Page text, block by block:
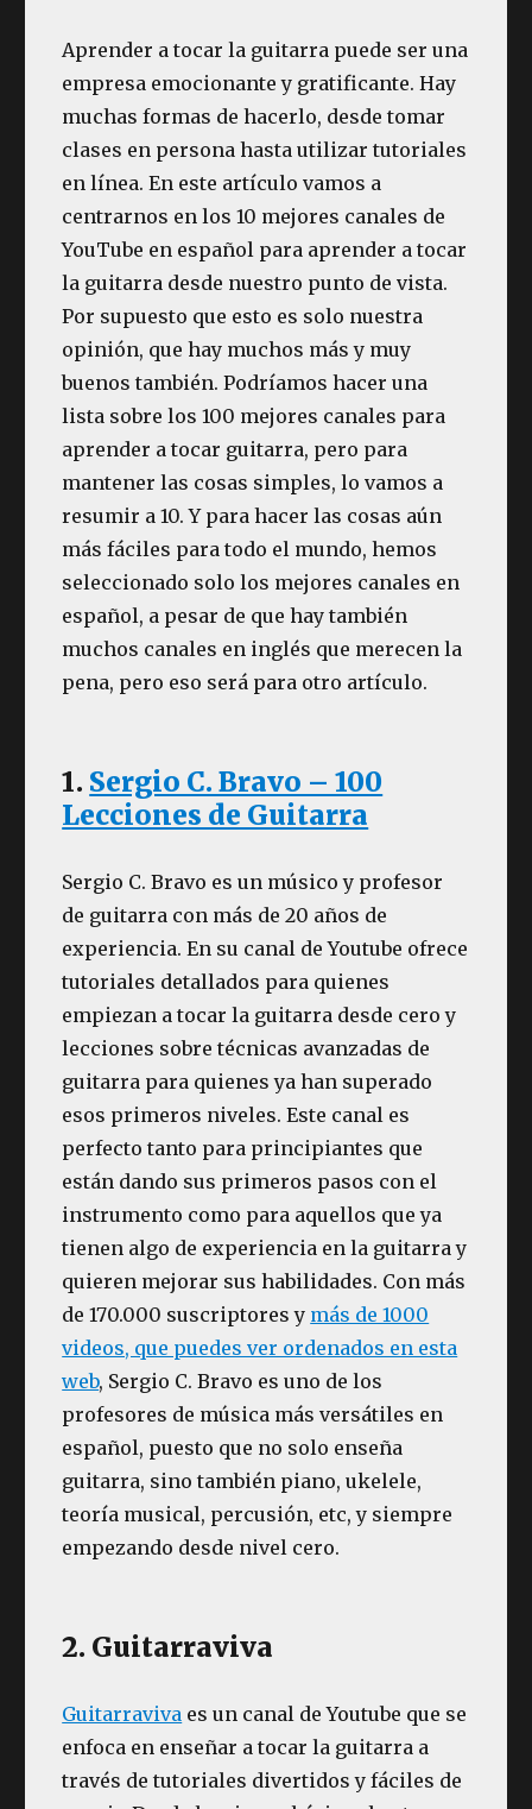
Aprender a tocar la guitarra puede ser una
empresa emocionante y gratificante. Hay
muchas formas de hacerlo, desde tomar
clases en persona hasta utilizar tutoriales
en línea. En este artículo vamos a
centrarnos en los 10 mejores canales de
YouTube en español para aprender a tocar
la guitarra desde nuestro punto de vista.
Por supuesto que esto es solo nuestra
opinión, que hay muchos más y muy
buenos también. Podríamos hacer una
lista sobre los 100 mejores canales para
aprender a tocar guitarra, pero para
mantener las cosas simples, lo vamos a
resumir a 10. Y para hacer las cosas aún
más fáciles para todo el mundo, hemos
seleccionado solo los mejores canales en
español, a pesar de que hay también
muchos canales en inglés que merecen la
pena, pero eso será para otro artículo.
1. Sergio C. Bravo – 100
Lecciones de Guitarra
Sergio C. Bravo es un músico y profesor
de guitarra con más de 20 años de
experiencia. En su canal de Youtube ofrece
tutoriales detallados para quienes
empiezan a tocar la guitarra desde cero y
lecciones sobre técnicas avanzadas de
guitarra para quienes ya han superado
esos primeros niveles. Este canal es
perfecto tanto para principiantes que
están dando sus primeros pasos con el
instrumento como para aquellos que ya
tienen algo de experiencia en la guitarra y
quieren mejorar sus habilidades. Con más
de 170.000 suscriptores y más de 1000
videos, que puedes ver ordenados en esta
web, Sergio C. Bravo es uno de los
profesores de música más versátiles en
español, puesto que no solo enseña
guitarra, sino también piano, ukelele,
teoría musical, percusión, etc, y siempre
empezando desde nivel cero.
2. Guitarraviva
Guitarraviva es un canal de Youtube que se
enfoca en enseñar a tocar la guitarra a
través de tutoriales divertidos y fáciles de